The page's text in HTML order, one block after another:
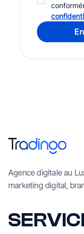
Agence digitale au
marketing digital,